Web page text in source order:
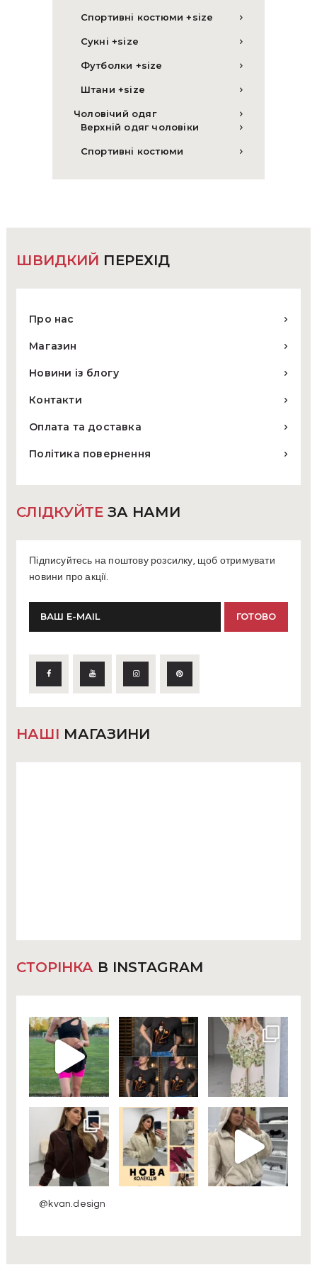
Спортивні костюми +size
Сукні +size
Футболки +size
Штани +size
Чоловічий одяг
Верхній одяг чоловіки
Спортивні костюми
ШВИДКИЙ ПЕРЕХІД
Про нас
Магазин
Новини із блогу
Контакти
Оплата та доставка
Політика повернення
СЛІДКУЙТЕ ЗА НАМИ
Підписуйтесь на поштову розсилку, щоб отримувати
новини про акції.
НАШІ МАГАЗИНИ
СТОРІНКА В INSTAGRAM
@kvan.design